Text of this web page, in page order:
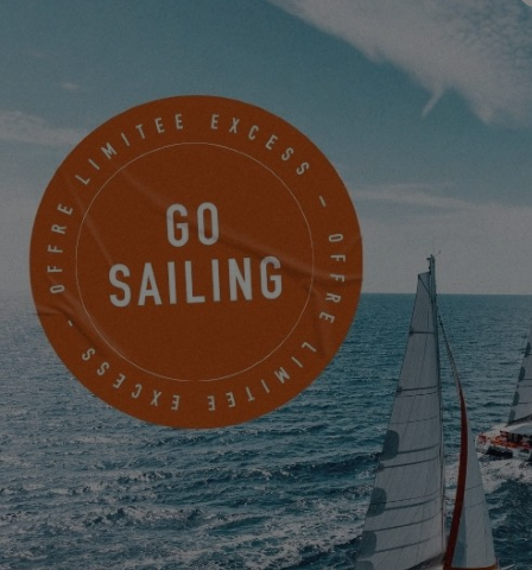
Pour visualiser cette video, vous devez au
préalable autoriser l'utilisation de cookies
de fonctionnalité sur notre site.
PARAMÈTRES